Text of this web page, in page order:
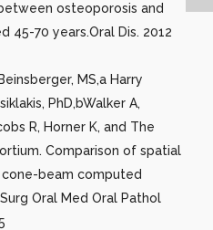
osteoporosis and
45-70 years.Oral Dis. 2012
MS,a Harry
PhD,bWalker A,
R, Horner K, and The
Comparison of spatial
beam computed
Oral Med Oral Pathol